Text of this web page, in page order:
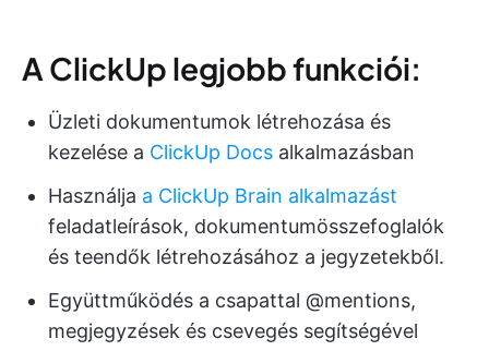
A ClickUp legjobb funkciói:
Üzleti dokumentumok létrehozása és
kezelése a ClickUp Docs alkalmazásban
Használja a ClickUp Brain alkalmazást
feladatleírások, dokumentumösszefoglalók
és teendők létrehozásához a jegyzetekből.
Együttműködés a csapattal @mentions,
megjegyzések és csevegés segítségével